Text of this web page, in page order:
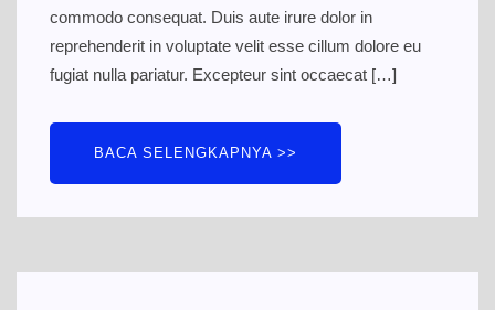
commodo consequat. Duis aute irure dolor in
reprehenderit in voluptate velit esse cillum dolore eu
fugiat nulla pariatur. Excepteur sint occaecat […]
BACA SELENGKAPNYA >>